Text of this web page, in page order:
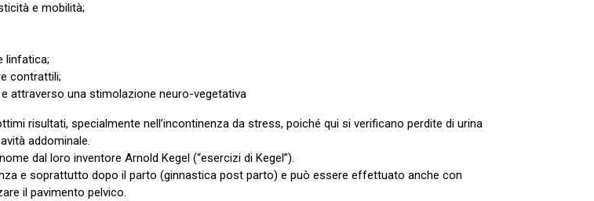
e mobilità;
linfatica;
contrattili;
e attraverso una stimolazione neuro-vegetativa
risultati, specialmente nell’incontinenza da stress, poiché qui si verificano perdite di urina
addominale.
dal loro inventore Arnold Kegel (“esercizi di Kegel”).
e soprattutto dopo il parto (ginnastica post parto) e può essere effettuato anche con
il pavimento pelvico.